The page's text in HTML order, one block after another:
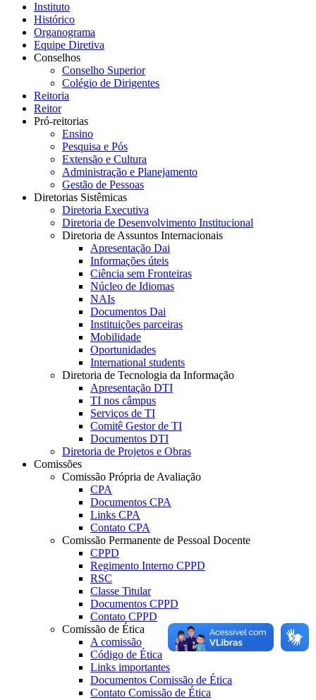
Instituto
Histórico
Organograma
Equipe Diretiva
Conselhos
Conselho Superior
Colégio de Dirigentes
Reitoria
Reitor
Pró-reitorias
Ensino
Pesquisa e Pós
Extensão e Cultura
Administração e Planejamento
Gestão de Pessoas
Diretorias Sistêmicas
Diretoria Executiva
Diretoria de Desenvolvimento Institucional
Diretoria de Assuntos Internacionais
Apresentação Dai
Informações úteis
Ciência sem Fronteiras
Núcleo de Idiomas
NAIs
Documentos Dai
Instituições parceiras
Mobilidade
Oportunidades
International students
Diretoria de Tecnologia da Informação
Apresentação DTI
TI nos câmpus
Serviços de TI
Comitê Gestor de TI
Documentos DTI
Diretoria de Projetos e Obras
Comissões
Comissão Própria de Avaliação
CPA
Documentos CPA
Links CPA
Contato CPA
Comissão Permanente de Pessoal Docente
CPPD
Regimento Interno CPPD
RSC
Classe Titular
Documentos CPPD
Contato CPPD
Comissão de Ética
A comissão
Código de Ética
Links importantes
Documentos Comissão de Ética
Contato Comissão de Ética